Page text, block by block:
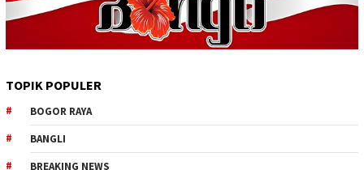
TOPIK POPULER
BOGOR RAYA
BANGLI
BREAKING NEWS